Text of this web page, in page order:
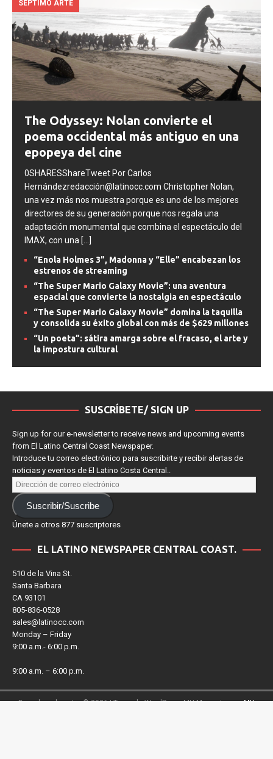
SEPTIMO ARTE
The Odyssey: Nolan convierte el
poema occidental más antiguo en una
epopeya del cine
0SHARESShareTweet Por Carlos
Hernándezredacción@latinocc.com Christopher Nolan,
una vez más nos muestra porque es uno de los mejores
directores de su generación porque nos regala una
adaptación monumental que combina el espectáculo del
[...]
“Enola Holmes 3”, Madonna y “Elle” encabezan los
estrenos de streaming
“The Super Mario Galaxy Movie”: una aventura
espacial que convierte la nostalgia en espectáculo
“The Super Mario Galaxy Movie” domina la taquilla
y consolida su éxito global con más de $629 millones
“Un poeta”: sátira amarga sobre el fracaso, el arte y
la impostura cultural
SUSCRÍBETE/ SIGN UP
Sign up for our e-newsletter to receive news and upcoming events
from El Latino Central Coast Newspaper.
Introduce tu correo electrónico para suscribirte y recibir alertas de
noticias y eventos de El Latino Costa Central..
510 de la Vina St.
Santa Barbara
CA 93101
805-836-0528
sales@latinocc.com
Monday – Friday